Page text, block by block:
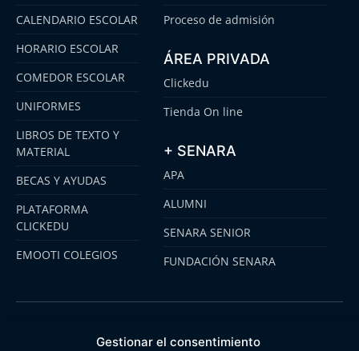
Gestionar el consentimiento
CALENDARIO ESCOLAR
HORARIO ESCOLAR
COMEDOR ESCOLAR
UNIFORMES
LIBROS DE TEXTO Y
MATERIAL
BECAS Y AYUDAS
PLATAFORMA
CLICKEDU
EMOOTI COLEGIOS
Proceso de admisión
ÁREA PRIVADA
Clickedu
Tienda On line
+ SENARA
APA
ALUMNI
SENARA SENIOR
FUNDACIÓN SENARA
Buzón Plan Regional